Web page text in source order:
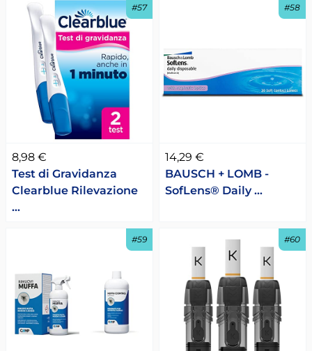
#57
8,98 €
Test di Gravidanza
Clearblue Rilevazione
…
#58
14,29 €
BAUSCH + LOMB -
SofLens® Daily …
#59 #60